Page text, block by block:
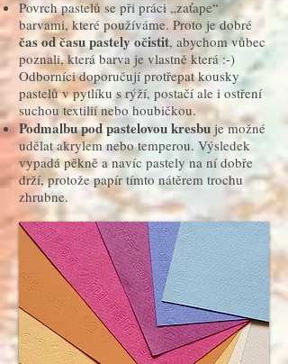
Povrch pastelů se při práci „zaťape“
barvami, které používáme. Proto je dobré
čas od času pastely očistit, abychom vůbec
poznali, která barva je vlastně která :-)
Odborníci doporučují protřepat kousky
pastelů v pytlíku s rýží, postačí ale i ostření
suchou textilií nebo houbičkou.
Podmalbu pod pastelovou kresbu je možné
udělat akrylem nebo temperou. Výsledek
vypadá pěkně a navíc pastely na ní dobře
drží, protože papír tímto nátěrem trochu
zhrubne.